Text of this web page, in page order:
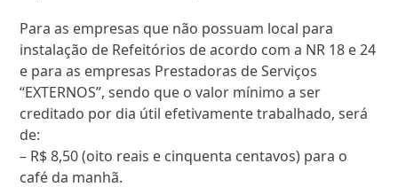
Para as empresas que não possuam local para
instalação de Refeitórios de acordo com a NR 18 e 24
e para as empresas Prestadoras de Serviços
“EXTERNOS”, sendo que o valor mínimo a ser
creditado por dia útil efetivamente trabalhado, será
de:
– R$ 8,50 (oito reais e cinquenta centavos) para o
café da manhã.